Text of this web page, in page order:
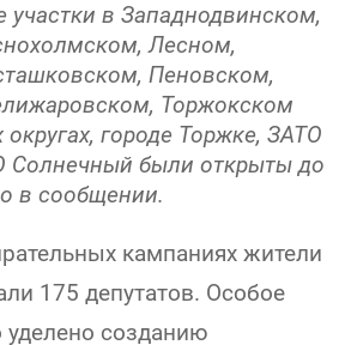
участки в Западнодвинском,
Лесном,
Пеновском,
Торжокском
городе Торжке, ЗАТО
Солнечный были открыты до
в сообщении.
кампаниях жители
175 депутатов. Особое
созданию